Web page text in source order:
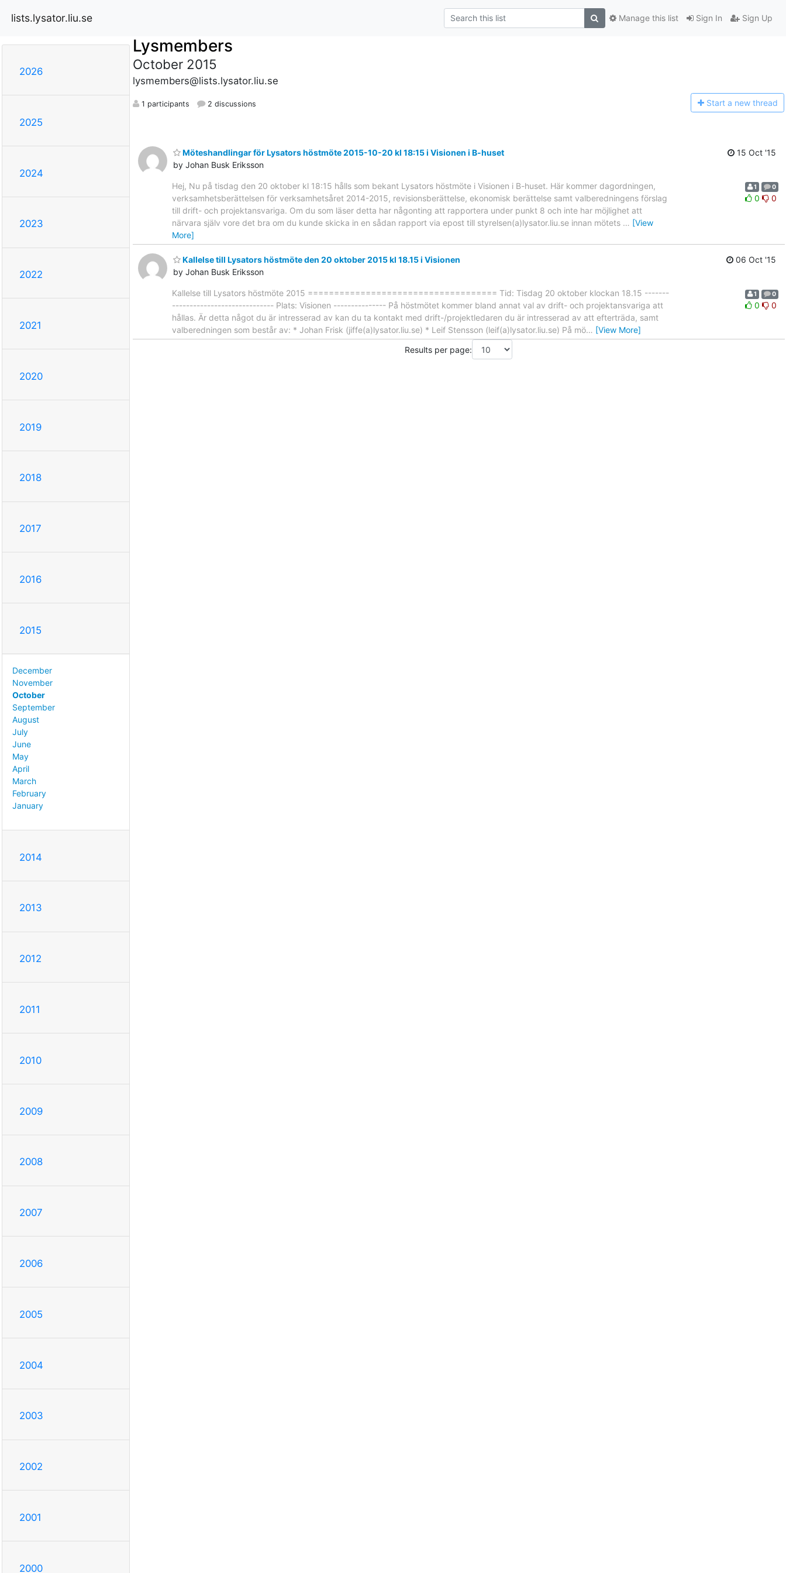
lists.lysator.liu.se Sign In Sign Up
Manage this list
2026
2025
2024
2023
2022
2021
2020
2019
2018
2017
2016
2015
December
November
October
September
August
July
June
May
April
March
February
January
2014
2013
2012
2011
2010
2009
2008
2007
2006
2005
2004
2003
2002
2001
2000
Lysmembers
October 2015
lysmembers@lists.lysator.liu.se
1 participants 2 discussions Start a new thread
Möteshandlingar för Lysators höstmöte 2015-10-20 kl 18:15 i Visionen i B-huset
by Johan Busk Eriksson
15 Oct '15
Hej, Nu på tisdag den 20 oktober kl 18:15 hålls som bekant Lysators höstmöte i Visionen i B-huset. Här kommer dagordningen,
verksamhetsberättelsen för verksamhetsåret 2014-2015, revisionsberättelse, ekonomisk berättelse samt valberedningens förslag
till drift- och projektansvariga. Om du som läser detta har någonting att rapportera under punkt 8 och inte har möjlighet att
närvara själv vore det bra om du kunde skicka in en sådan rapport via epost till styrelsen(a)lysator.liu.se innan mötets … [View
More]
1 0
0 0
Kallelse till Lysators höstmöte den 20 oktober 2015 kl 18.15 i Visionen
by Johan Busk Eriksson
06 Oct '15
Kallelse till Lysators höstmöte 2015 ==================================== Tid: Tisdag 20 oktober klockan 18.15 -------
----------------------------- Plats: Visionen --------------- På höstmötet kommer bland annat val av drift- och projektansvariga att
hållas. Är detta något du är intresserad av kan du ta kontakt med drift-/projektledaren du är intresserad av att efterträda, samt
valberedningen som består av: * Johan Frisk (jiffe(a)lysator.liu.se) * Leif Stensson (leif(a)lysator.liu.se) På mö… [View More]
1 0
0 0
Results per page: